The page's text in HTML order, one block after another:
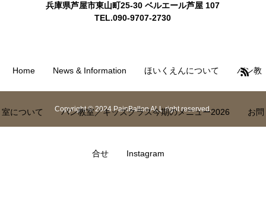
兵庫県芦屋市東山町25-30 ベルエール芦屋 107
TEL.090-9707-2730
Home News & Information ほいくえんについて パン教
室について パン教室／キッズクラス今期のメニュー2026 お問
合せ Instagram
Copyright © 2024 PainBallon ALL right reserved.